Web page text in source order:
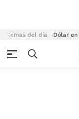
Temas del día Dólar en